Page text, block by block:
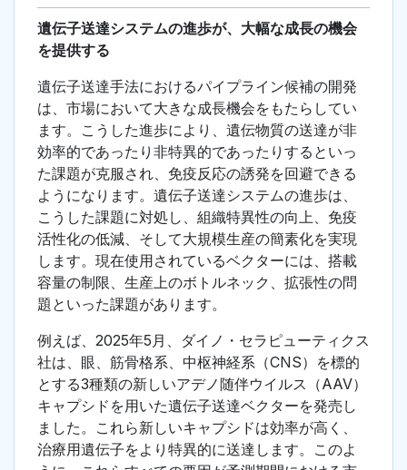
遺伝子送達システムの進歩が、大幅な成長の機会
を提供する
遺伝子送達手法におけるパイプライン候補の開発
は、市場において大きな成長機会をもたらしてい
ます。こうした進歩により、遺伝物質の送達が非
効率的であったり非特異的であったりするといっ
た課題が克服され、免疫反応の誘発を回避できる
ようになります。遺伝子送達システムの進歩は、
こうした課題に対処し、組織特異性の向上、免疫
活性化の低減、そして大規模生産の簡素化を実現
します。現在使用されているベクターには、搭載
容量の制限、生産上のボトルネック、拡張性の問
題といった課題があります。
例えば、2025年5月、ダイノ・セラピューティクス
社は、眼、筋骨格系、中枢神経系（CNS）を標的
とする3種類の新しいアデノ随伴ウイルス（AAV）
キャプシドを用いた遺伝子送達ベクターを発売し
ました。これら新しいキャプシドは効率が高く、
治療用遺伝子をより特異的に送達します。このよ